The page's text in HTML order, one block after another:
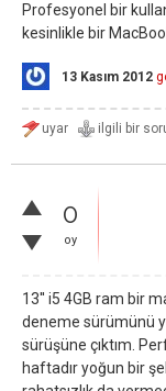
Profesyonel bir
kesinlikle bir
13 Kasım 2012
0
oy
13'' i5 4GB ram bir
deneme sürümünü
sürüşüne çıktım.
haftadır yoğun bir